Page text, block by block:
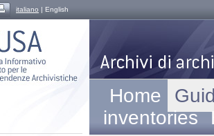
italiano | English
Home
inventories